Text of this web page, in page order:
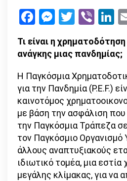
σε
καταστάσεις
FacebookTwitter
Τι είναι η
ανάγκης μιας πανδημίας;
Η Παγκόσμια
για την Πανδημία (P.E.F.)
καινοτόμος
με βάση την ασφάλιση
την Παγκόσμια Τράπεζα
τον Παγκόσμιο Οργανισμό
άλλους αναπτυξιακούς
ιδιωτικό τομέα, μια
μεγάλης κλίμακας, για να